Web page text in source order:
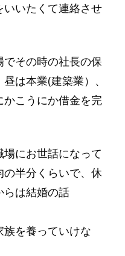
いいたくて連絡させ
その時の社長の保
は本業(建築業）、
こうにか借金を完
にお世話になって
半分くらいで、休
らは結婚の話
族を養っていけな